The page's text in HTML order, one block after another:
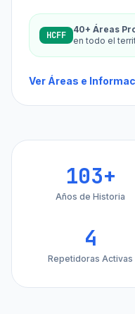
HCFF
40+ Áreas
en todo el
Ver Áreas e
103+
Años de Historia
4
Repetidoras Activas